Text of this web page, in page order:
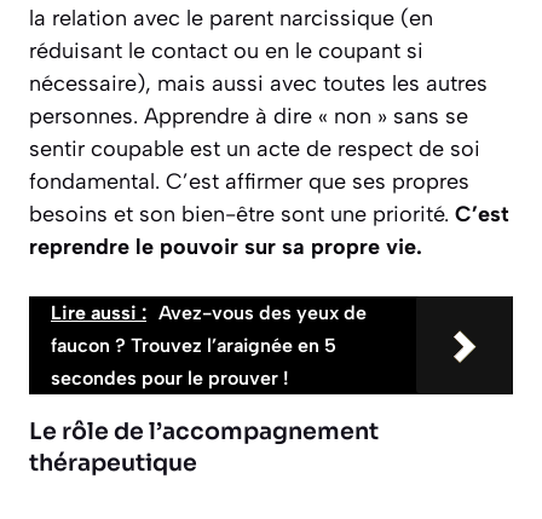
la relation avec le parent narcissique (en
réduisant le contact ou en le coupant si
nécessaire), mais aussi avec toutes les autres
personnes. Apprendre à dire « non » sans se
sentir coupable est un acte de respect de soi
fondamental. C’est affirmer que ses propres
besoins et son bien-être sont une priorité. C’est
reprendre le pouvoir sur sa propre vie.
Lire aussi : Avez-vous des yeux de
faucon ? Trouvez l’araignée en 5
secondes pour le prouver !
Le rôle de l’accompagnement
thérapeutique